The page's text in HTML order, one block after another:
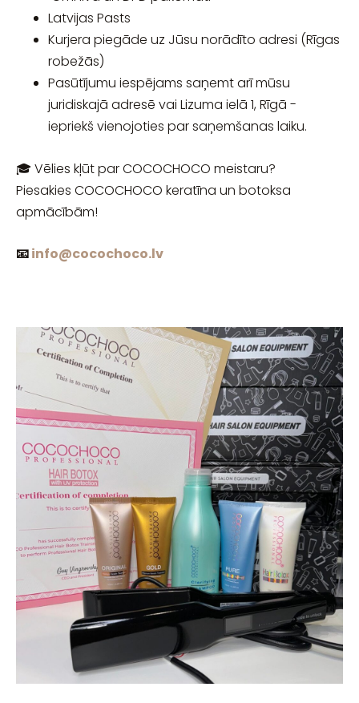
Latvijas Pasts
Kurjera piegāde uz Jūsu norādīto adresi (Rīgas
robežās)
Pasūtījumu iespējams saņemt arī mūsu
juridiskajā adresē vai Lizuma ielā 1, Rīgā -
iepriekš vienojoties par saņemšanas laiku.
🎓 Vēlies kļūt par COCOCHOCO meistaru?
Piesakies COCOCHOCO keratīna un botoksa
apmācībām!
📧info@cocochoco.lv